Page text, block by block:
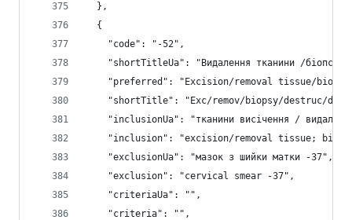
  },
  {
    "code": "-52",
"shortTitleUa": "Видалення тканини /
"preferred": "Excision/removal tissue/
"shortTitle": "Exc/remov/biopsy/destruc/
"inclusionUa": "тканини висічення /
"inclusion": "excision/removal tissue;
    "exclusionUa": "мазок з шийки матки -37",
    "exclusion": "cervical smear -37",
    "criteriaUa": "",
    "criteria": "",